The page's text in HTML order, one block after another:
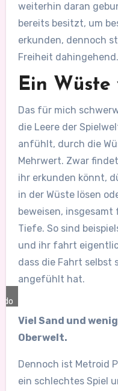
weiterhin daran
bereits besitzt, um
erkunden, dennoch
Freiheit dahingehend.
Ein Wüste
Das für mich
die Leere der
anfühlt, durch die
Mehrwert. Zwar
ihr erkunden könnt,
in der Wüste lösen
beweisen,
Tiefe. So sind
und ihr fahrt
dass die Fahrt selbst
angefühlt hat.
Viel Sand und
Oberwelt.
Dennoch ist Metroid
ein schlechtes Spiel